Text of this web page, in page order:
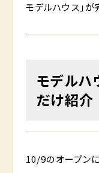
モデルハウス」が
モデルハ
だけ紹介
10/9のオープン